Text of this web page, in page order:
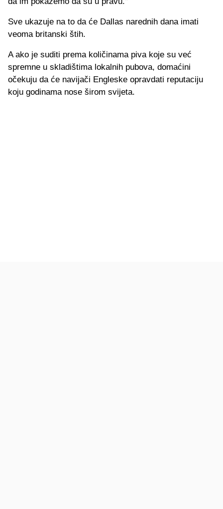
Sve ukazuje na to da će Dallas narednih dana imati
veoma britanski štih.
A ako je suditi prema količinama piva koje su već
spremne u skladištima lokalnih pubova, domaćini
očekuju da će navijači Engleske opravdati reputaciju
koju godinama nose širom svijeta.